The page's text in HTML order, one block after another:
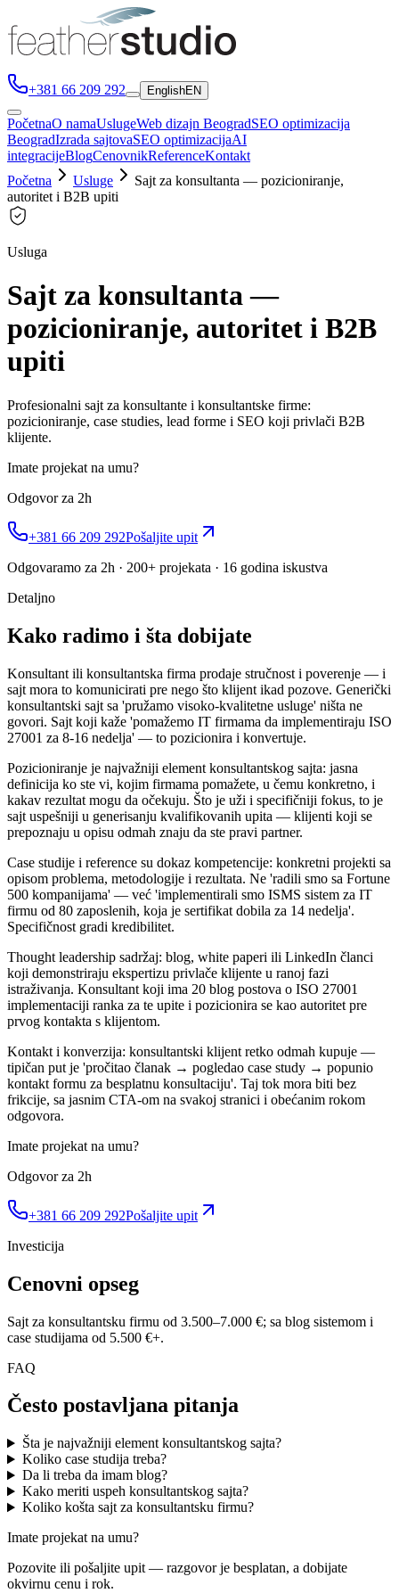
+381 66 209 292 EnglishEN
PočetnaO namaUslugeWeb dizajn BeogradSEO optimizacija
BeogradIzrada sajtovaSEO optimizacijaAI
integracijeBlogCenovnikReferenceKontakt
Početna
Usluge
Sajt za konsultanta — pozicioniranje,
autoritet i B2B upiti
Usluga
Sajt za konsultanta —
pozicioniranje, autoritet i B2B
upiti
Profesionalni sajt za konsultante i konsultantske firme:
pozicioniranje, case studies, lead forme i SEO koji privlači B2B
klijente.
Imate projekat na umu?
Odgovor za 2h
+381 66 209 292Pošaljite upit
Odgovaramo za 2h · 200+ projekata · 16 godina iskustva
Detaljno
Kako radimo i šta dobijate
Konsultant ili konsultantska firma prodaje stručnost i poverenje — i
sajt mora to komunicirati pre nego što klijent ikad pozove. Generički
konsultantski sajt sa 'pružamo visoko-kvalitetne usluge' ništa ne
govori. Sajt koji kaže 'pomažemo IT firmama da implementiraju ISO
27001 za 8-16 nedelja' — to pozicionira i konvertuje.
Pozicioniranje je najvažniji element konsultantskog sajta: jasna
definicija ko ste vi, kojim firmama pomažete, u čemu konkretno, i
kakav rezultat mogu da očekuju. Što je uži i specifičniji fokus, to je
sajt uspešniji u generisanju kvalifikovanih upita — klijenti koji se
prepoznaju u opisu odmah znaju da ste pravi partner.
Case studije i reference su dokaz kompetencije: konkretni projekti sa
opisom problema, metodologije i rezultata. Ne 'radili smo sa Fortune
500 kompanijama' — već 'implementirali smo ISMS sistem za IT
firmu od 80 zaposlenih, koja je sertifikat dobila za 14 nedelja'.
Specifičnost gradi kredibilitet.
Thought leadership sadržaj: blog, white paperi ili LinkedIn članci
koji demonstriraju ekspertizu privlače klijente u ranoj fazi
istraživanja. Konsultant koji ima 20 blog postova o ISO 27001
implementaciji ranka za te upite i pozicionira se kao autoritet pre
prvog kontakta s klijentom.
Kontakt i konverzija: konsultantski klijent retko odmah kupuje —
tipičan put je 'pročitao članak → pogledao case study → popunio
kontakt formu za besplatnu konsultaciju'. Taj tok mora biti bez
frikcije, sa jasnim CTA-om na svakoj stranici i obećanim rokom
odgovora.
Imate projekat na umu?
Odgovor za 2h
+381 66 209 292Pošaljite upit
Investicija
Cenovni opseg
Sajt za konsultantsku firmu od 3.500–7.000 €; sa blog sistemom i
case studijama od 5.500 €+.
FAQ
Često postavljana pitanja
Šta je najvažniji element konsultantskog sajta?
Koliko case studija treba?
Da li treba da imam blog?
Kako meriti uspeh konsultantskog sajta?
Koliko košta sajt za konsultantsku firmu?
Imate projekat na umu?
Pozovite ili pošaljite upit — razgovor je besplatan, a dobijate
okvirnu cenu i rok.